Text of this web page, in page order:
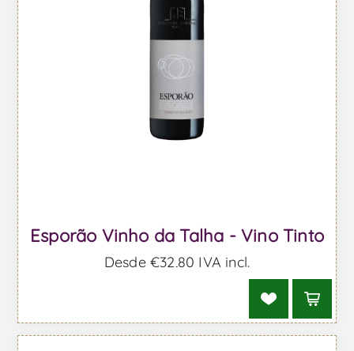
Esporão Vinho da Talha - Vino Tinto
Desde €32,80 IVA incl.